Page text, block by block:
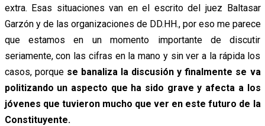
extra. Esas situaciones van en el escrito del juez Baltasar
Garzón y de las organizaciones de DD.HH., por eso me parece
que estamos en un momento importante de discutir
seriamente, con las cifras en la mano y sin ver a la rápida los
casos, porque se banaliza la discusión y finalmente se va
politizando un aspecto que ha sido grave y afecta a los
jóvenes que tuvieron mucho que ver en este futuro de la
Constituyente.